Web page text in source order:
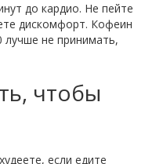
до кардио. Не пейте
дискомфорт. Кофеин
лучше не принимать,
чтобы
если едите